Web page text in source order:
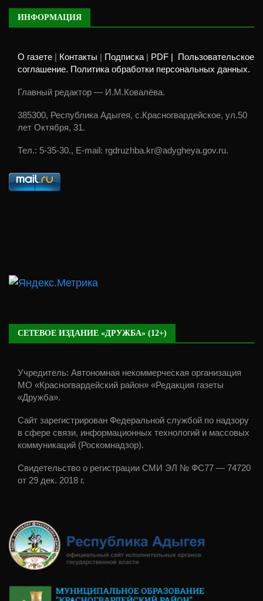
ИНФОРМАЦИЯ
О газете Контакты Подписка PDF |
Пользовательское
соглашение. Политика обработки персональных данных.
Главный редактор — И.М.Ковалёва.
385300, Республика Адыгея, с.Красногвардейское, ул.50
лет Октября, 31.
Тел.: 5-35-30., E-mail: rgdruzhba.kr@adygheya.gov.ru.
СЕТЕВОЕ ИЗДАНИЕ «ДРУЖБА» (12+)
Учредитель: Автономная некоммерческая организация
МО «Красногвардейский район» «Редакция газеты
«Дружба».
Сайт зарегистрирован Федеральной службой по надзору
в сфере связи, информационных технологий и массовых
коммуникаций (Роскомнадзор).
Свидетельство о регистрации СМИ ЭЛ № ФС77 — 74720
от 29 дек. 2018 г.